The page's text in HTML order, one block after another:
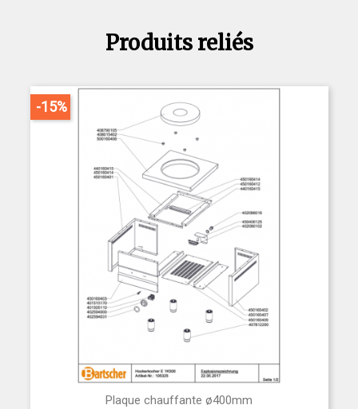
Produits reliés
Plaque chauffante ø400mm
-15%